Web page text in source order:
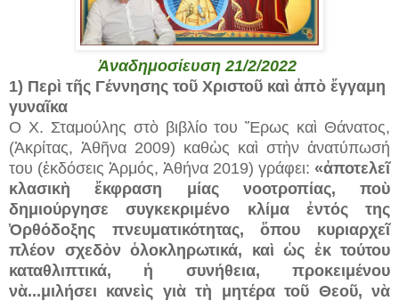
Ἀναδημοσίευση 21/2/2022
1) Περὶ τῆς Γέννησης τοῦ Χριστοῦ καὶ ἀπὸ ἔγγαμη
γυναῖκα
Ο Χ. Σταμούλης στὸ βιβλίο του Ἔρως καὶ Θάνατος,
(Ἀκρίτας, Ἀθῆνα 2009) καθὼς καὶ στὴν ἀνατύπωσή
του (ἐκδόσεις Ἁρμός, Ἀθήνα 2019) γράφει: «ἀποτελεῖ
κλασικὴ ἔκφραση μίας νοοτροπίας, ποὺ
δημιούργησε συγκεκριμένο κλίμα ἐντός της
Ὀρθόδοξης πνευματικότητας, ὅπου κυριαρχεῖ
πλέον σχεδὸν ὁλοκληρωτικά, καὶ ὡς ἐκ τούτου
καταθλιπτικά, ἡ συνήθεια, προκειμένου
νὰ...μιλήσει κανεὶς γιὰ τὴ μητέρα τοῦ Θεοῦ, νὰ